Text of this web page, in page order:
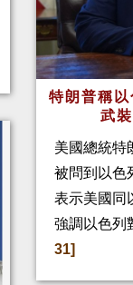
特朗普稱
武
美國總統特
被問到以色
表示美國同
強調以色列
31]